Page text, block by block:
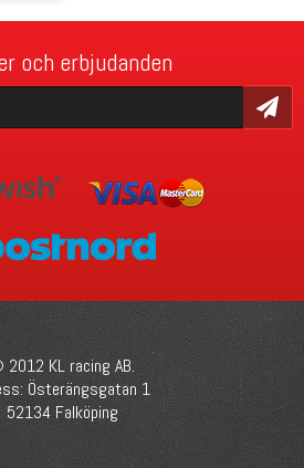
och erbjudanden
Skicka
KL racing AB.
Österängsgatan 1
52134 Falköping